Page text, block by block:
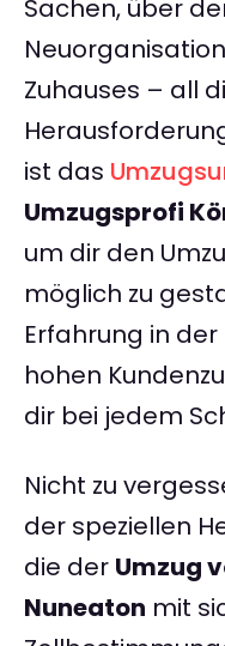
Sachen, über
Zuhauses – all
ist das
Umzugsprofi
um dir den
möglich zu
Erfahrung in
hohen
dir bei jedem
Nicht zu
der speziellen
die der Umzug
Nuneaton mit